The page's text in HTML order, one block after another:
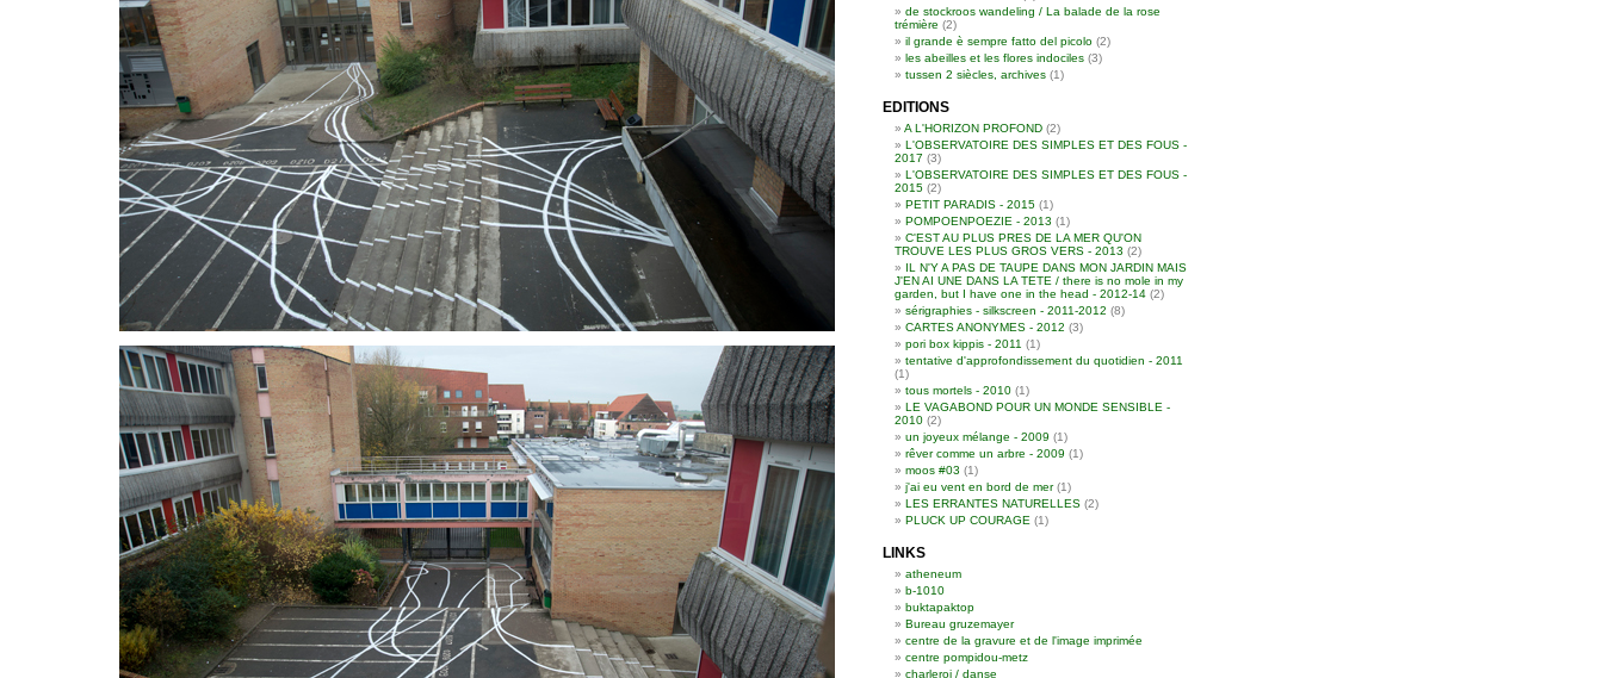
de stockroos wandeling / La balade de la rose
trémière (2)
il grande è sempre fatto del picolo (2)
les abeilles et les flores indociles (3)
tussen 2 siècles, archives (1)
EDITIONS
A L'HORIZON PROFOND (2)
L'OBSERVATOIRE DES SIMPLES ET DES FOUS -
2017 (3)
L'OBSERVATOIRE DES SIMPLES ET DES FOUS -
2015 (2)
PETIT PARADIS - 2015 (1)
POMPOENPOEZIE - 2013 (1)
C'EST AU PLUS PRES DE LA MER QU'ON
TROUVE LES PLUS GROS VERS - 2013 (2)
IL N'Y A PAS DE TAUPE DANS MON JARDIN MAIS
J'EN AI UNE DANS LA TETE / there is no mole in my
garden, but I have one in the head - 2012-14 (2)
sérigraphies - silkscreen - 2011-2012 (8)
CARTES ANONYMES - 2012 (3)
pori box kippis - 2011 (1)
tentative d'approfondissement du quotidien - 2011
(1)
tous mortels - 2010 (1)
LE VAGABOND POUR UN MONDE SENSIBLE -
2010 (2)
un joyeux mélange - 2009 (1)
rêver comme un arbre - 2009 (1)
moos #03 (1)
j'ai eu vent en bord de mer(1)
LES ERRANTES NATURELLES (2)
PLUCK UP COURAGE (1)
LINKS
atheneum
b-1010
buktapaktop
Bureau gruzemayer
centre de la gravure et de l'image imprimée
centre pompidou-metz
charleroi / danse